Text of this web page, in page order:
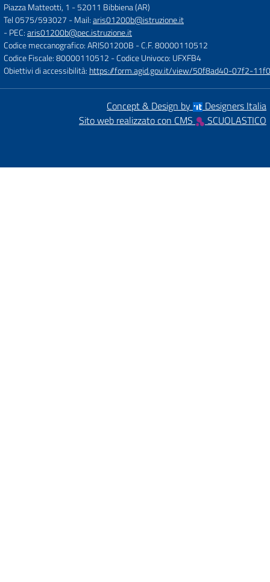
Piazza Matteotti, 1 -52011 Bibbiena (AR)
Tel 0575/593027 - Mail:aris01200b@istruzione.it
- PEC:aris01200b@pec.istruzione.it
Codice meccanografico: ARIS01200B - C.F. 80000110512
Codice Fiscale: 80000110512 - Codice Univoco: UFXFB4
Obiettivi di accessibilità: https://form.agid.gov.it/view/50f8ad40-07f2-
Concept & Design by
Designers Italia
Sito web realizzato con CMS
SCUOLASTICO